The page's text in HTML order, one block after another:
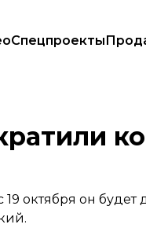
Спецпроекты
октября он будет